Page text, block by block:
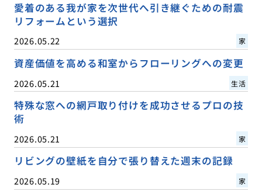
愛着のある我が家を次世代へ引き継ぐための耐震
リフォームという選択
2026.05.22 家
資産価値を高める和室からフローリングへの変更
2026.05.21 生活
特殊な窓への網戸取り付けを成功させるプロの技
術
2026.05.21 家
リビングの壁紙を自分で張り替えた週末の記録
2026.05.19 家